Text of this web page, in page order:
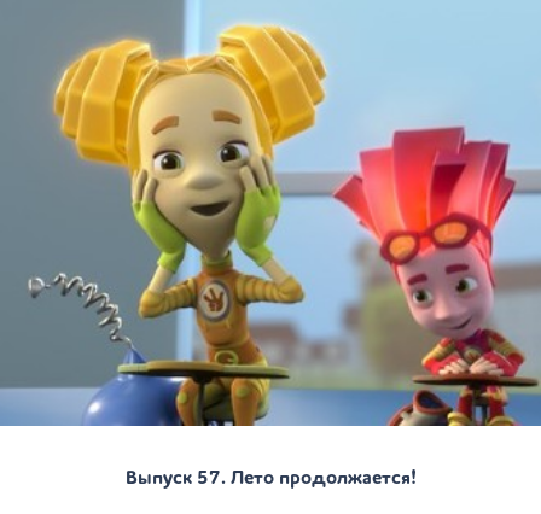
Выпуск 57. Лето продолжается!